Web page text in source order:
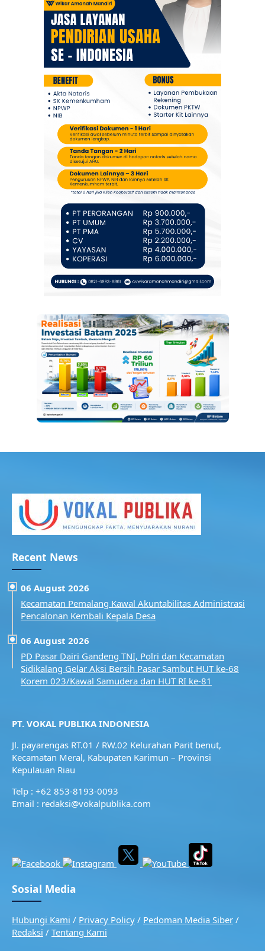
Recent News
06 August 2026
Kecamatan Pemalang Kawal Akuntabilitas Administrasi
Pencalonan Kembali Kepala Desa
06 August 2026
PD Pasar Dairi Gandeng TNI, Polri dan Kecamatan
Sidikalang Gelar Aksi Bersih Pasar Sambut HUT ke-68
Korem 023/Kawal Samudera dan HUT RI ke-81
PT. VOKAL PUBLIKA INDONESIA
Jl. payarengas RT.01 / RW.02 Kelurahan Parit benut,
Kecamatan Meral, Kabupaten Karimun – Provinsi
Kepulauan Riau
Telp : +62 853-8193-0093
Email : redaksi@vokalpublika.com
Sosial Media
Hubungi Kami / Privacy Policy / Pedoman Media Siber /
Redaksi / Tentang Kami